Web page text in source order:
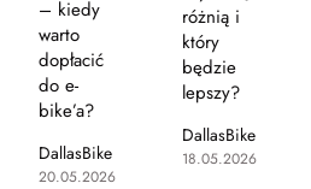
– kiedy
warto
dopłacić
do e-
bike’a?
DallasBike
20.05.2026
różnią i
który
będzie
lepszy?
DallasBike
18.05.2026